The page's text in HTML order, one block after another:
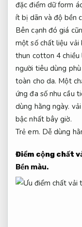
đặc điểm dữ form
ít bị dãn và độ bền
Bên cạnh đó giá
một số chất liệu vải
thun cotton 4 chiều
người tiêu dùng
toàn cho da. Một
ứng đa số nhu cầu
dùng hằng ngày.
bậc nhất bây giờ.
Trẻ em. Dễ dùng
Điểm cộng chất
Bền màu.